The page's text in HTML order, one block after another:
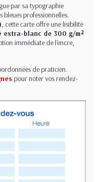
par sa typographie
professionnelles.
, cette carte offre une lisibilité
blanc de 300 g/m²
immédiate de l'encre,
de praticien.
pour noter vos rendez-